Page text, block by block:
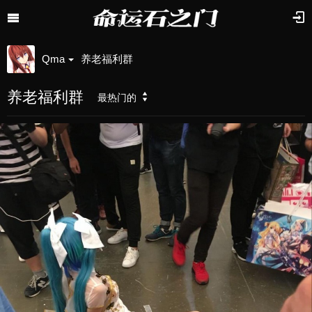
Qma 养老福利群
养老福利群 最热门的